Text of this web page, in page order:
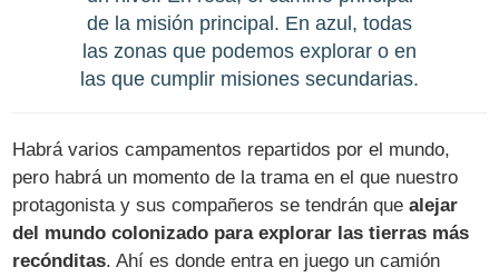
de la misión principal. En azul, todas
las zonas que podemos explorar o en
las que cumplir misiones secundarias.
Habrá varios campamentos repartidos por el mundo,
pero habrá un momento de la trama en el que nuestro
protagonista y sus compañeros se tendrán quealejar
del mundo colonizado para explorar las tierras más
recónditas. Ahí es donde entra en juego un camión